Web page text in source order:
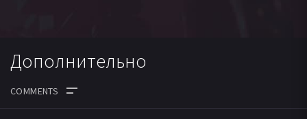
равносилен смерти. И Юля решает умереть… Но
которая навсегда изменит ее жизнь…
Дополнительно